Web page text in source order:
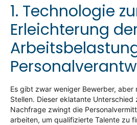
1. Technologie
Erleichterung
Es gibt zwar weniger Bewerber,
Stellen. Dieser eklatante
Nachfrage zwingt die
arbeiten, um qualifizierte Talente zu